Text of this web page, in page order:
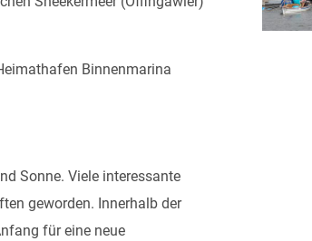
Binnenmarina
Sonne. Viele interessante
geworden. Innerhalb der
für eine neue